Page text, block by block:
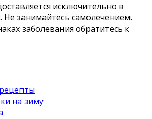
исключительно в
Не занимайтесь самолечением.
заболевания обратитесь к
на зиму